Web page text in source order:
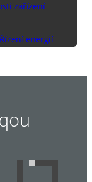
zařízení
Řízení energií